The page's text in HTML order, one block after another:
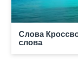
Слова
слова